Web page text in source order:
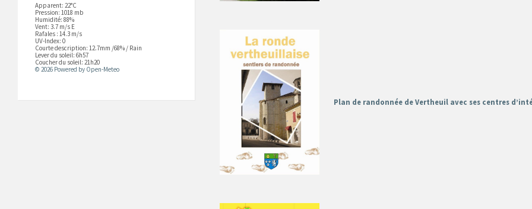
Plan de randonnée de Vertheuil avec ses centres
Apparent: 22°C
Pression: 1018 mb
Humidité: 88%
Vent: 3.7 m/s E
Rafales : 14.3 m/s
UV-Index: 0
Courte description: 12.7mm /68% / Rain
Lever du soleil: 6h57
Coucher du soleil: 21h20
© 2026 Powered by Open-Meteo